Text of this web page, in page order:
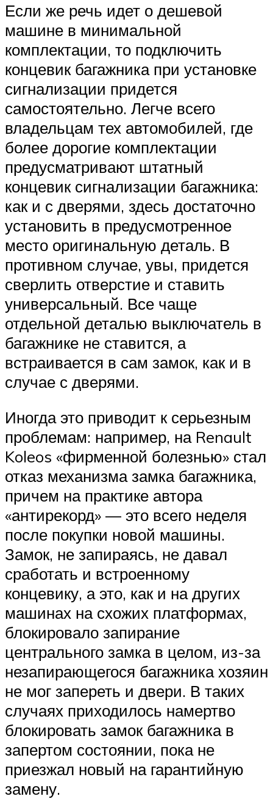
Если же речь идет о дешевой
машине в минимальной
комплектации, то подключить
концевик багажника при установке
сигнализации придется
самостоятельно. Легче всего
владельцам тех автомобилей, где
более дорогие комплектации
предусматривают штатный
концевик сигнализации багажника:
как и с дверями, здесь достаточно
установить в предусмотренное
место оригинальную деталь. В
противном случае, увы, придется
сверлить отверстие и ставить
универсальный. Все чаще
отдельной деталью выключатель в
багажнике не ставится, а
встраивается в сам замок, как и в
случае с дверями.
Иногда это приводит к серьезным
проблемам: например, на Renault
Koleos «фирменной болезнью» стал
отказ механизма замка багажника,
причем на практике автора
«антирекорд» — это всего неделя
после покупки новой машины.
Замок, не запираясь, не давал
сработать и встроенному
концевику, а это, как и на других
машинах на схожих платформах,
блокировало запирание
центрального замка в целом, из-за
незапирающегося багажника хозяин
не мог запереть и двери. В таких
случаях приходилось намертво
блокировать замок багажника в
запертом состоянии, пока не
приезжал новый на гарантийную
замену.